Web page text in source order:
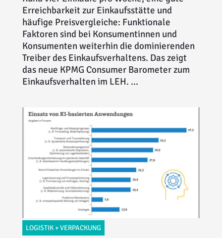
Erreichbarkeit zur Einkaufsstätte und
häufige Preisvergleiche: Funktionale
Faktoren sind bei Konsumentinnen und
Konsumenten weiterhin die dominierenden
Treiber des Einkaufsverhaltens. Das zeigt
das neue KPMG Consumer Barometer zum
Einkaufsverhalten im LEH. ...
LOGISTIK + VERPACKUNG